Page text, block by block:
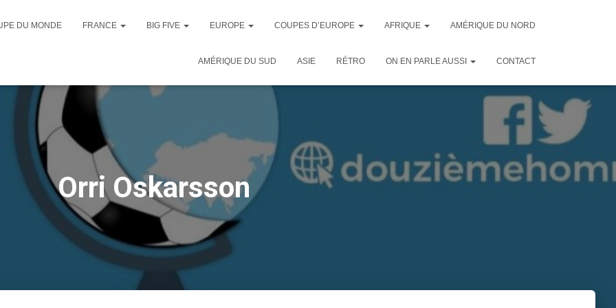
DU MONDE FRANCE BIG FIVE EUROPE COUPES D’EUROPE AFRIQUE AMÉRIQUE DU NORD
AMÉRIQUE DU SUD ASIE RÉTRO ON EN PARLE AUSSI CONTACT
Orri Oskarsson